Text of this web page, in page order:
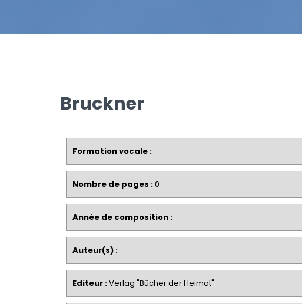
Bruckner
Formation vocale :
Nombre de pages :0
Année de composition :
Auteur(s) :
Editeur :Verlag "Bücher der Heimat"